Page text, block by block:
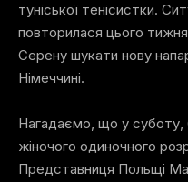
туніської тенісистки.
повторилася цього
Серену шукати нову
Німеччині.
Нагадаємо, що у суботу,
жіночого одиночного
Представниця Польщі